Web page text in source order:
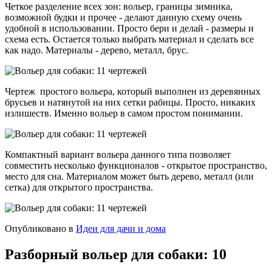
Четкое разделение всех зон: вольер, границы зимника,
возможной будки и прочее - делают данную схему очень
удобной в использовании. Просто бери и делай - размеры и
схема есть. Остается только выбрать материал и сделать все
как надо. Материалы - дерево, металл, брус.
Чертеж простого вольера, который выполнен из деревянных
брусьев и натянутой на них сетки рабицы. Просто, никаких
излишеств. Именно вольер в самом простом понимании.
Компактный вариант вольера данного типа позволяет
совместить несколько функционалов - открытое пространство,
место для сна. Материалом может быть дерево, металл (или
сетка) для открытого пространства.
Опубликовано в Идеи для дачи и дома
Разборный вольер для собаки: 10